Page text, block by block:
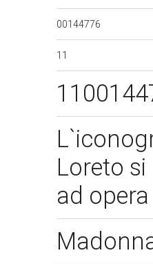
00144776
11
Loreto
ad